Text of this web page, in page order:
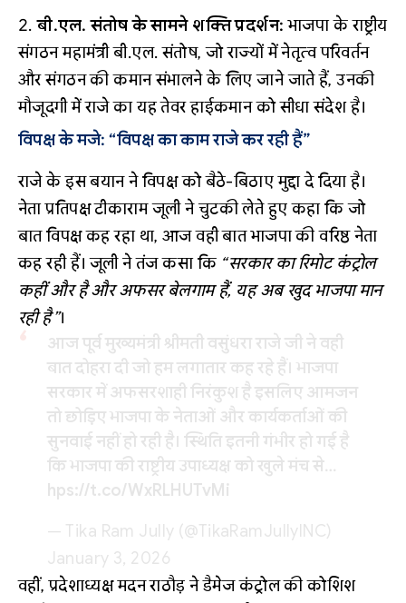
बी.एल. संतोष के सामने शक्ति प्रदर्शन: भाजपा के राष्ट्रीय
संगठन महामंत्री बी.एल. संतोष, जो राज्यों में नेतृत्व परिवर्तन
और संगठन की कमान संभालने के लिए जाने जाते हैं, उनकी
मौजूदगी में राजे का यह तेवर हाईकमान को सीधा संदेश है।
विपक्ष के मजे: “विपक्ष का काम राजे कर रही हैं”
राजे के इस बयान ने विपक्ष को बैठे-बिठाए मुद्दा दे दिया है।
नेता प्रतिपक्ष टीकाराम जूली ने चुटकी लेते हुए कहा कि जो
बात विपक्ष कह रहा था, आज वही बात भाजपा की वरिष्ठ नेता
कह रही हैं। जूली ने तंज कसा कि “सरकार का रिमोट कंट्रोल
कहीं और है और अफसर बेलगाम हैं, यह अब खुद भाजपा मान
रही है”।
आज पूर्व मुख्यमंत्री श्रीमती वसुंधरा राजे जी ने वही
बात दोहरा दी जो हम लगातार कह रहे हैं। भाजपा
सरकार में अफसरशाही निरंकुश है इसलिए आमजन
तो छोड़िए भाजपा के नेताओं और कार्यकर्ताओं की
सुनवाई नहीं हो रही है। स्थिति इतनी गंभीर हो गई है
कि भाजपा की राष्ट्रीय उपाध्यक्ष को खुले मंच से…
https://t.co/WxRLHUTvMi
— Tika Ram Jully (@TikaRamJullyINC)
January 3, 2026
वहीं, प्रदेशाध्यक्ष मदन राठौड़ ने डैमेज कंट्रोल की कोशिश